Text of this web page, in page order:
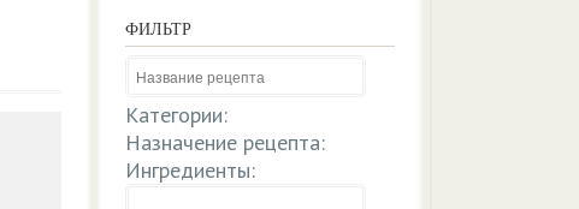
ФИЛЬТР
Категории:
Назначение рецепта:
Ингредиенты: